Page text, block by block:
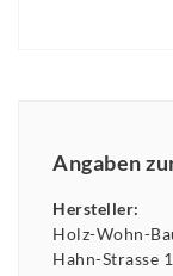
Angaben
Hersteller:
Holz-Wohn-
Hahn-Strasse